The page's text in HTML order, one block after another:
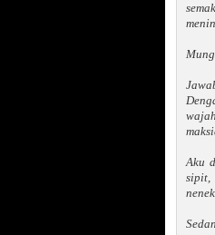
Aku
sipit,